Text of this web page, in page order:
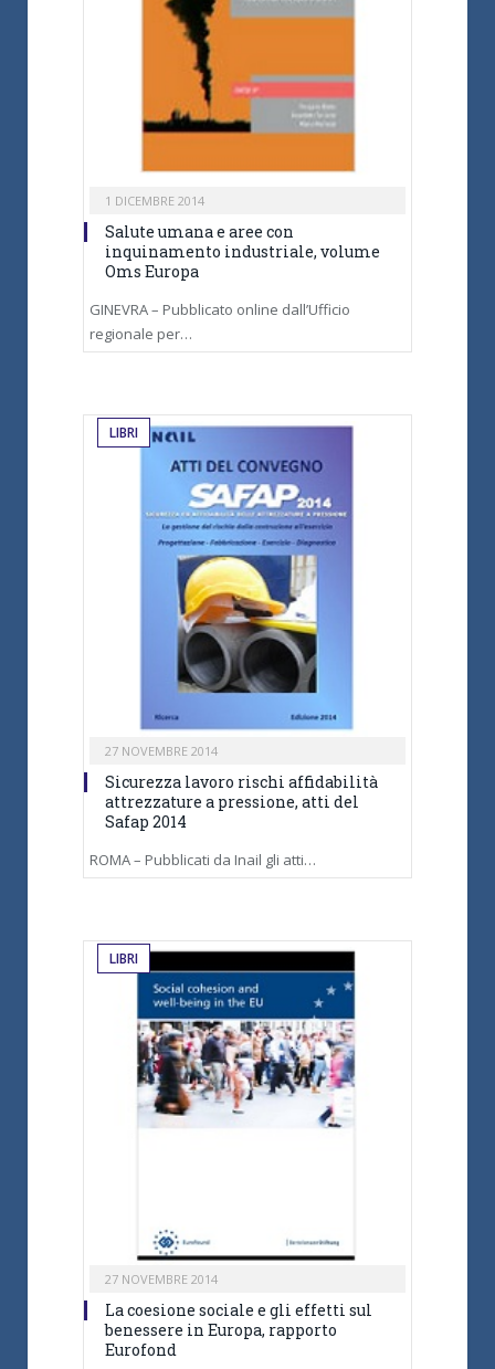
1 DICEMBRE 2014
Salute umana e aree con
inquinamento industriale, volume
Oms Europa
GINEVRA – Pubblicato online dall’Ufficio
regionale per…
LIBRI
27 NOVEMBRE 2014
Sicurezza lavoro rischi affidabilità
attrezzature a pressione, atti del
Safap 2014
ROMA – Pubblicati da Inail gli atti…
LIBRI
27 NOVEMBRE 2014
La coesione sociale e gli effetti sul
benessere in Europa, rapporto
Eurofond